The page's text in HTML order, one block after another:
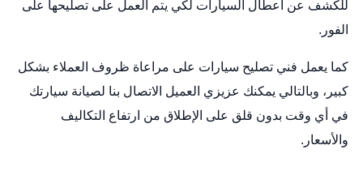
للكشف عن أعطال السيارات لكي يتم العمل على تصليحها على
الفور.
كما يعمل فني تصليح سيارات على مراعاة ظروف العملاء بشكل
كبير، وبالتالي يمكنك عزيزي العميل الاتصال بنا لصيانة سيارتك
في أي وقت بدون قلق على الإطلاق من ارتفاع التكاليف
والأسعار.